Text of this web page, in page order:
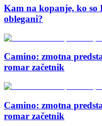
Kam na kopanje, ko so
oblegani?
Camino: zmotna
romar začetnik
Camino: zmotna
romar začetnik